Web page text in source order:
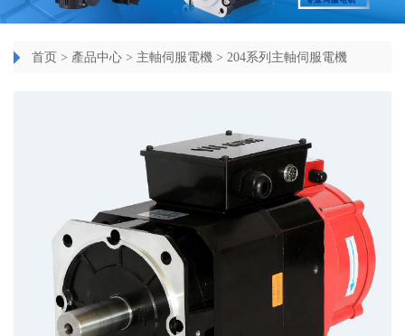
首页 > 產品中心 > 主軸伺服電機 > 204系列主軸伺服電機